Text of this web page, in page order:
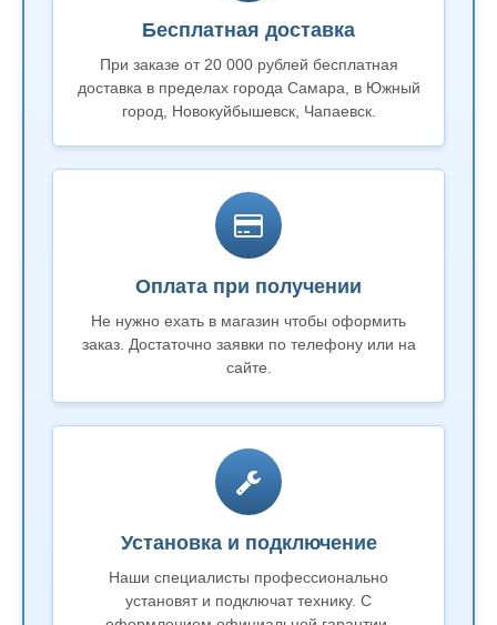
Бесплатная доставка
При заказе от 20 000 рублей бесплатная
доставка в пределах города Самара, в Южный
город, Новокуйбышевск, Чапаевск.
Оплата при получении
Не нужно ехать в магазин чтобы оформить
заказ. Достаточно заявки по телефону или на
сайте.
Установка и подключение
Наши специалисты профессионально
установят и подключат технику. С